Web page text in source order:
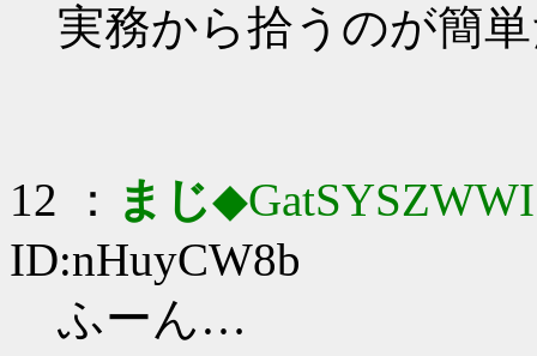
実務から拾うのが簡
12 ： まじ◆GatSYSZWWI
ID:nHuyCW8b
ふーん…